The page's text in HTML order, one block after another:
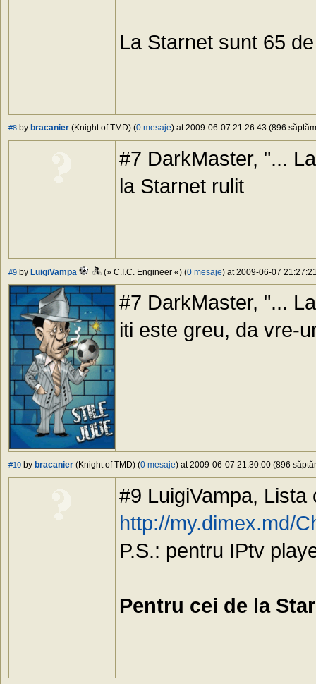
La Starnet sunt 65
#8 by bracanier (Knight of TMD) (0 mesaje) at 2009-06-07 21:26:43 (896
#7 DarkMaster, "...
la Starnet rulit
#9 by LuigiVampa (» C.I.C. Engineer «) (0 mesaje) at 2009-06-07
#7 DarkMaster, "...
iti este greu, da vre-
#10 by bracanier (Knight of TMD) (0 mesaje) at 2009-06-07 21:30:00 (896
#9 LuigiVampa,
http://my.dimex.md/
P.S.: pentru IPtv
Pentru cei de la